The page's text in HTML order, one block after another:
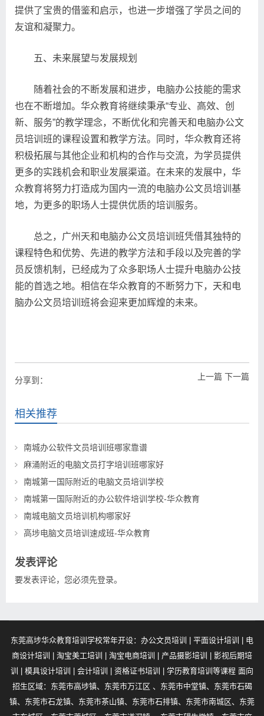
提供了宝贵的借鉴和启示，也进一步增强了学员之间的
友谊和凝聚力。
五、未来展望与发展规划
随着社会的不断发展和进步，电脑办公技能的需求
也在不断增加。华众教育将继续秉承“专业、高效、创
新、服务”的教学理念，不断优化和完善天和电脑办公文
员培训班的课程设置和教学方法。同时，华众教育还将
积极拓展与其他企业和机构的合作与交流，为学员提供
更多的实践机会和职业发展渠道。在未来的发展中，华
众教育将努力打造成为国内一流的电脑办公文员培训基
地，为更多的职场人士提供优质的培训服务。
总之，广州天和电脑办公文员培训班凭借其独特的
课程特色和优势、先进的教学方法和手段以及完善的学
员反馈机制，已经成为了众多职场人士提升电脑办公技
能的首选之地。相信在华众教育的不断努力下，天和电
脑办公文员培训班将会迎来更加辉煌的未来。
上一篇 下一篇
分享到：
相关推荐
南城办公软件文员培训班哪家靠谱
麻涌附近的电脑文员打字培训班哪家好
南城第一国际附近的电脑文员培训学校
南城第一国际附近的办公软件培训学校-华众教育
南城电脑文员培训机构哪家好
高埗电脑文员培训速成班-华众教育
发表评论
要发表评论，您必须先登录。
东莞高埗华众教育培训学校常年开设：办公文员培训 | 平面设计培训 | 电
商设计培训 | 淘宝美工培训 | 淘宝电商培训 | 产品摄影培训 | 影视后期培
训 | 模具设计培训 | 会计培训 | 资格证书培训 | 学历教育培训等课程 面向
招生区域：东莞市高埗镇、东莞市万江区 、东莞市中堂镇、东莞市石碣
镇、东莞市石龙镇、东莞市茶山镇、东莞市石排镇、东莞市南城区、东莞